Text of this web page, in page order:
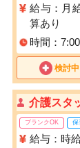
給与：月
算あり
時間：
検討
介護スタ
ブランクOK 保
給与：時